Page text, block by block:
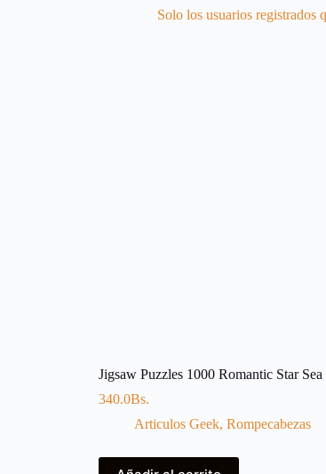
Solo los usuarios registrados
Jigsaw Puzzles 1000 Romantic Star Sea
340.0Bs.
Articulos Geek, Rompecabezas